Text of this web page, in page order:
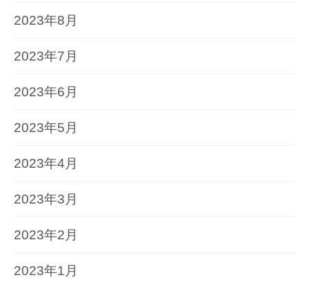
2023年8月
2023年7月
2023年6月
2023年5月
2023年4月
2023年3月
2023年2月
2023年1月